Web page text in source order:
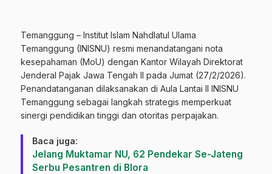
Temanggung – Institut Islam Nahdlatul Ulama
Temanggung (INISNU) resmi menandatangani nota
kesepahaman (MoU) dengan Kantor Wilayah Direktorat
Jenderal Pajak Jawa Tengah II pada Jumat (27/2/2026).
Penandatanganan dilaksanakan di Aula Lantai II INISNU
Temanggung sebagai langkah strategis memperkuat
sinergi pendidikan tinggi dan otoritas perpajakan.
Baca juga:
Jelang Muktamar NU, 62 Pendekar Se-Jateng
Serbu Pesantren di Blora